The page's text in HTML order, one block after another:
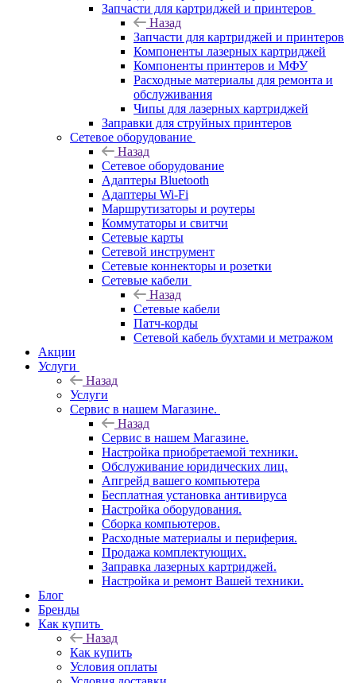
Запчасти для картриджей и принтеров
Назад
Запчасти для картриджей и принтеров
Компоненты лазерных картриджей
Компоненты принтеров и МФУ
Расходные материалы для ремонта и
обслуживания
Чипы для лазерных картриджей
Заправки для струйных принтеров
Сетевое оборудование
Назад
Сетевое оборудование
Адаптеры Bluetooth
Адаптеры Wi-Fi
Маршрутизаторы и роутеры
Коммутаторы и свитчи
Сетевые карты
Сетевой инструмент
Сетевые коннекторы и розетки
Сетевые кабели
Назад
Сетевые кабели
Патч-корды
Сетевой кабель бухтами и метражом
Акции
Услуги
Назад
Услуги
Сервис в нашем Магазине.
Назад
Сервис в нашем Магазине.
Настройка приобретаемой техники.
Обслуживание юридических лиц.
Апгрейд вашего компьютера
Бесплатная установка антивируса
Настройка оборудования.
Сборка компьютеров.
Расходные материалы и периферия.
Продажа комплектующих.
Заправка лазерных картриджей.
Настройка и ремонт Вашей техники.
Блог
Бренды
Как купить
Назад
Как купить
Условия оплаты